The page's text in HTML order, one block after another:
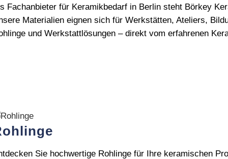
Fachanbieter für Keramikbedarf in Berlin steht Börkey
Materialien eignen sich für Werkstätten, Ateliers,
und Werkstattlösungen – direkt vom erfahrenen
Sie hochwertige Rohlinge für Ihre keramischen